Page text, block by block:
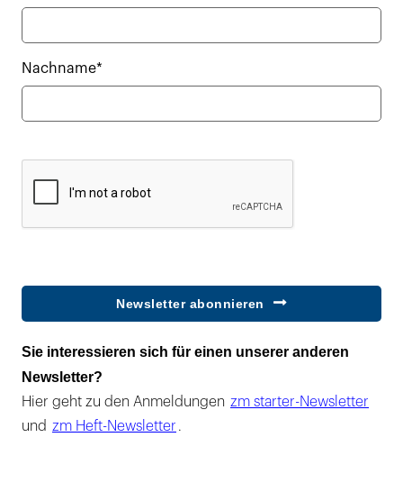
Nachname*
Newsletter abonnieren
Sie interessieren sich für einen unserer anderen
Newsletter?
Hier geht zu den Anmeldungen zm starter-Newsletter
und zm Heft-Newsletter .